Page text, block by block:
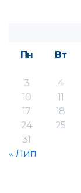
Пн
Вт
3
4
10
11
17
18
24
25
31
« Лип